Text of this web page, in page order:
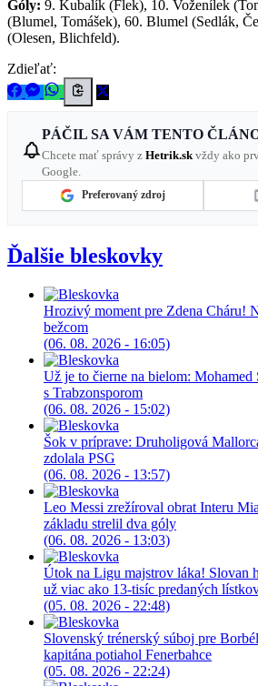
Góly: 9. Kubalík (Flek), 10. Voženílek
(Blumel, Tomášek), 60. Blumel (Sedlák,
(Olesen, Blichfeld).
Zdieľať:
PÁČIL SA VÁM TENTO
Chcete mať správy z Hetrik.sk vždy ako
Google.
Preferovaný zdroj
Ďalšie bleskovky
Hrozivý moment pre Zdena Cháru!
bežcom
(06. 08. 2026 - 16:05)
Už je to čierne na bielom: Mohamed
s Trabzonsporom
(06. 08. 2026 - 15:02)
Šok v príprave: Druholigová
zdolala PSG
(06. 08. 2026 - 13:57)
Leo Messi zrežíroval obrat Interu
základu strelil dva góly
(06. 08. 2026 - 13:03)
Útok na Ligu majstrov láka! Slovan
už viac ako 13-tisíc predaných
(05. 08. 2026 - 22:48)
Slovenský trénerský súboj pre
kapitána potiahol Fenerbahce
(05. 08. 2026 - 22:24)